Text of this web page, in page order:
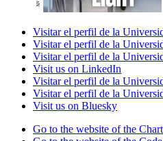
Visitar el perfil de la
Visitar el perfil de la
Visitar el perfil de la
Visit us on LinkedIn
Visitar el perfil de la
Visitar el perfil de la
Visit us on Bluesky
Go to the website of the